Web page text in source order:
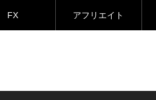
FX アフリエイト